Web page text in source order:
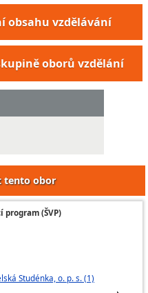
obsahu vzdělávání
oborů vzdělání
tento obor
(ŠVP)
Studénka, o. p. s. (1)